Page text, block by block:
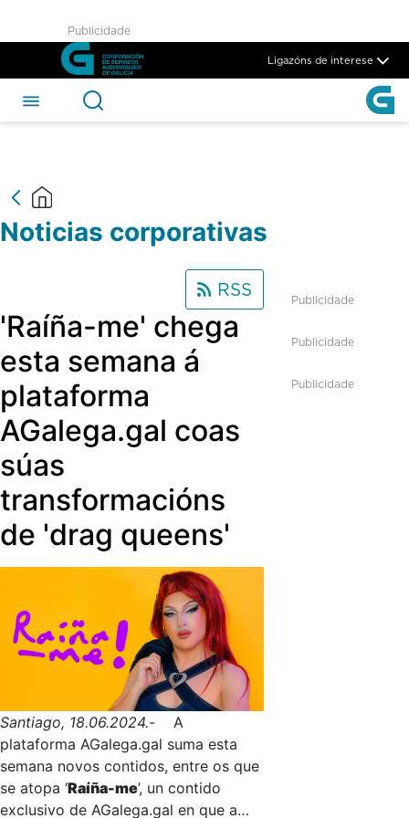
Skip to Main Content
Noticias Corporativas - CSAG
Publicidade
Ligazóns de interese
Noticias corporativas
RSS
'Raíña-me' chega
esta semana á
plataforma
AGalega.gal coas
súas
transformacións
de 'drag queens'
Santiago, 18.06.2024.-
A
plataforma AGalega.gal suma esta
semana novos contidos, entre os que
se atopa ‘Raíña-me’, un contido
exclusivo de AGalega.gal en que a
Publicidade
Publicidade
Publicidade